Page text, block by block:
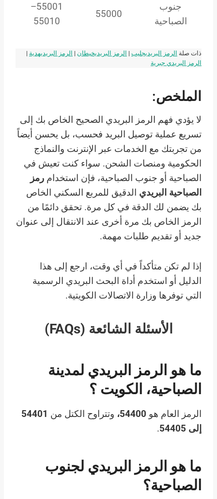
جنوب
الصباحية
55000
55001–
55010
ذات صلة الرمز البريديجليب | الرمز البريديخيطان | الرمز البريديهدية |
الرمز البريدي جبرية
الملخص:
لا يؤدي فهم الرمز البريدي الصحيح الخاص بك إلى
تسريع عملية توصيل البريد فحسب، بل يحسن أيضاً
من تجربتك مع الخدمات عبر الإنترنت والنماذج
الحكومية ومنصات الشحن. سواء كنت تعيش في
الصباحية أو جنوب الصباحية، فإن استخدام رمز
الصباحية البريدي الدقيق للمربع السكني الخاص
بك يضمن لك الدقة في كل مرة. تحقق دائمًا من
الرمز الخاص بك مرة أخرى عند الانتقال إلى عنوان
جديد أو تقديم طلبات مهمة.
إذا لم تكن متأكداً في أي وقت، ارجع إلى هذا
الدليل أو استخدم أداة البحث البريدي الرسمية
التي توفرها وزارة الاتصالات الكويتية.
الأسئلة الشائعة (FAQs)
ما هو الرمز البريدي لمدينة
الصباحية، الكويت ؟
الرمز العام هو 54400، وتتراوح الكتل من 54401
إلى 54405
.
ما هو الرمز البريدي لجنوب
الصباحية؟